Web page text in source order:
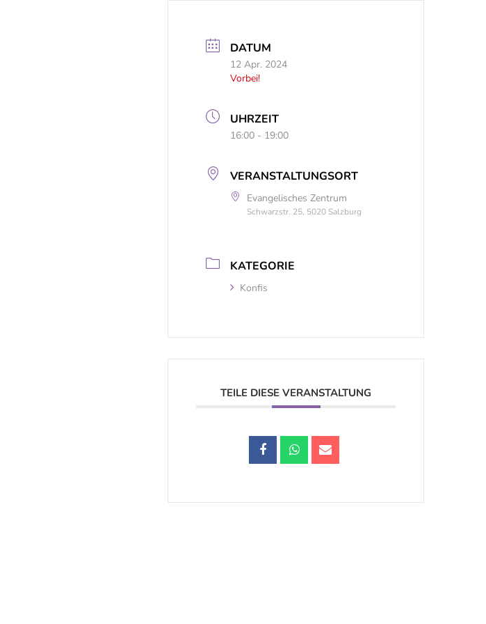
DATUM
12 Apr. 2024
Vorbei!
UHRZEIT
16:00 - 19:00
VERANSTALTUNGSORT
Evangelisches Zentrum
Schwarzstr. 25, 5020 Salzburg
KATEGORIE
Konfis
TEILE DIESE VERANSTALTUNG